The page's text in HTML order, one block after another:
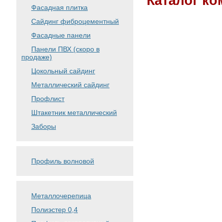
Фасадная плитка
Сайдинг фиброцементный
Фасадные панели
Панели ПВХ (скоро в
продаже)
Цокольный сайдинг
Металлический сайдинг
Профлист
Штакетник металлический
Заборы
Профиль волновой
Металлочерепица
Полиэстер 0,4